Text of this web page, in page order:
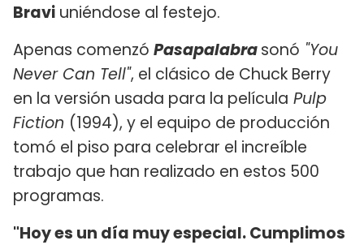
Bravi uniéndose al festejo.
Apenas comenzó Pasapalabrasonó "You
Never Can Tell", el clásico de Chuck Berry
en la versión usada para la película Pulp
Fiction (1994), y el equipo de producción
tomó el piso para celebrar el increíble
trabajo que han realizado en estos 500
programas.
"Hoy es un día muy especial. Cumplimos